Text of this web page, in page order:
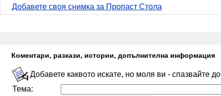
Добавете своя снимка за Пропаст Стола
Коментари, разкази, истории, допълнителна информация
Добавете каквото искате, но моля ви - спазвайте
Тема: